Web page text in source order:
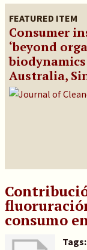
FEATURED ITEM
Consumer
‘beyond
Australia,
consumo
Tags: